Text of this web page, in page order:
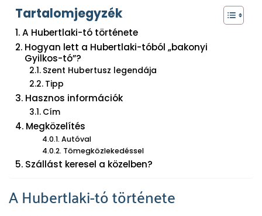
Tartalomjegyzék
A Hubertlaki-tó története
Hogyan lett a Hubertlaki-tóból „bakonyi
Gyilkos-tó”?
Szent Hubertusz legendája
Tipp
Hasznos információk
Cím
Megközelítés
Autóval
Tömegközlekedéssel
Szállást keresel a közelben?
A Hubertlaki-tó története